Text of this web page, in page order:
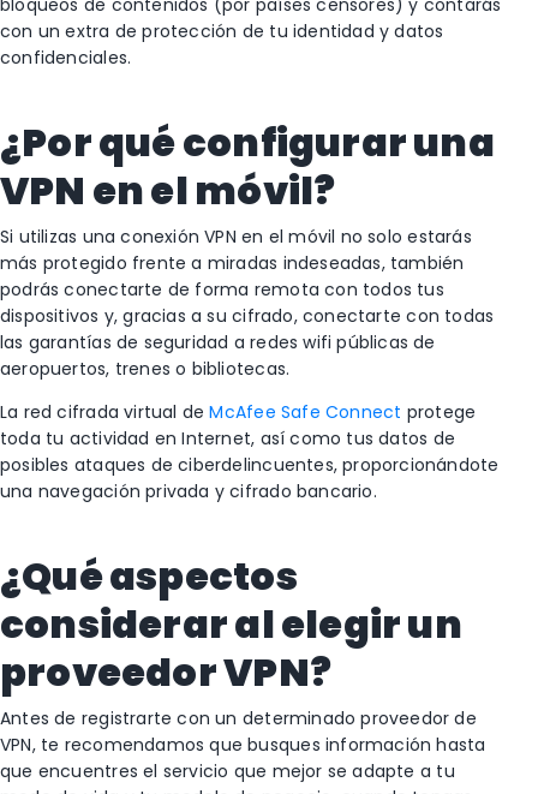
bloqueos de contenidos (por países censores) y contarás
con un extra de protección de tu identidad y datos
confidenciales.
¿Por qué configurar una
VPN en el móvil?
Si utilizas una conexión VPN en el móvil no solo estarás
más protegido frente a miradas indeseadas, también
podrás conectarte de forma remota con todos tus
dispositivos y, gracias a su cifrado, conectarte con todas
las garantías de seguridad a redes wifi públicas de
aeropuertos, trenes o bibliotecas.
La red cifrada virtual deMcAfee Safe Connect protege
toda tu actividad en Internet, así como tus datos de
posibles ataques de ciberdelincuentes, proporcionándote
una navegación privada y cifrado bancario.
¿Qué aspectos
considerar al elegir un
proveedor VPN?
Antes de registrarte con un determinado proveedor de
VPN, te recomendamos que busques información hasta
que encuentres el servicio que mejor se adapte a tu